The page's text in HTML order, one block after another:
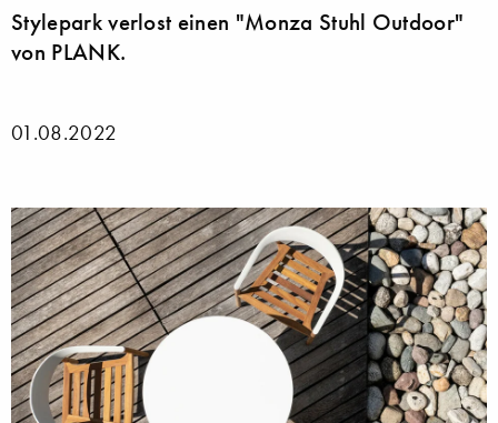
Stylepark verlost einen "Monza Stuhl Outdoor"
von PLANK.
01.08.2022